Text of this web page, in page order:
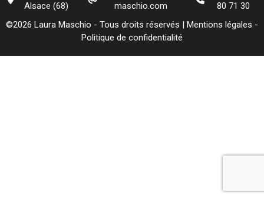
Alsace (68)
maschio.com
80 71 30
©2026 Laura Maschio - Tous droits réservés | Mentions légales -
Politique de confidentialité